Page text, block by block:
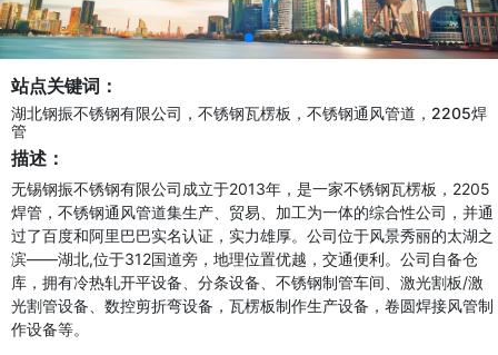
站点关键词：
湖北钢振不锈钢有限公司，不锈钢瓦楞板，不锈钢通风管道，2205焊
管
描述：
无锡钢振不锈钢有限公司成立于2013年，是一家不锈钢瓦楞板，2205
焊管，不锈钢通风管道集生产、贸易、加工为一体的综合性公司，并通
过了百度和阿里巴巴实名认证，实力雄厚。公司位于风景秀丽的太湖之
滨——湖北,位于312国道旁，地理位置优越，交通便利。公司自备仓
库，拥有冷热轧开平设备、分条设备、不锈钢制管车间、激光割板/激
光割管设备、数控剪折弯设备，瓦楞板制作生产设备，卷圆焊接风管制
作设备等。